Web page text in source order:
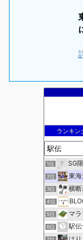
ランキン
1位 SG
2位 東
3位 横断
4位
5位 マ
6位 駅